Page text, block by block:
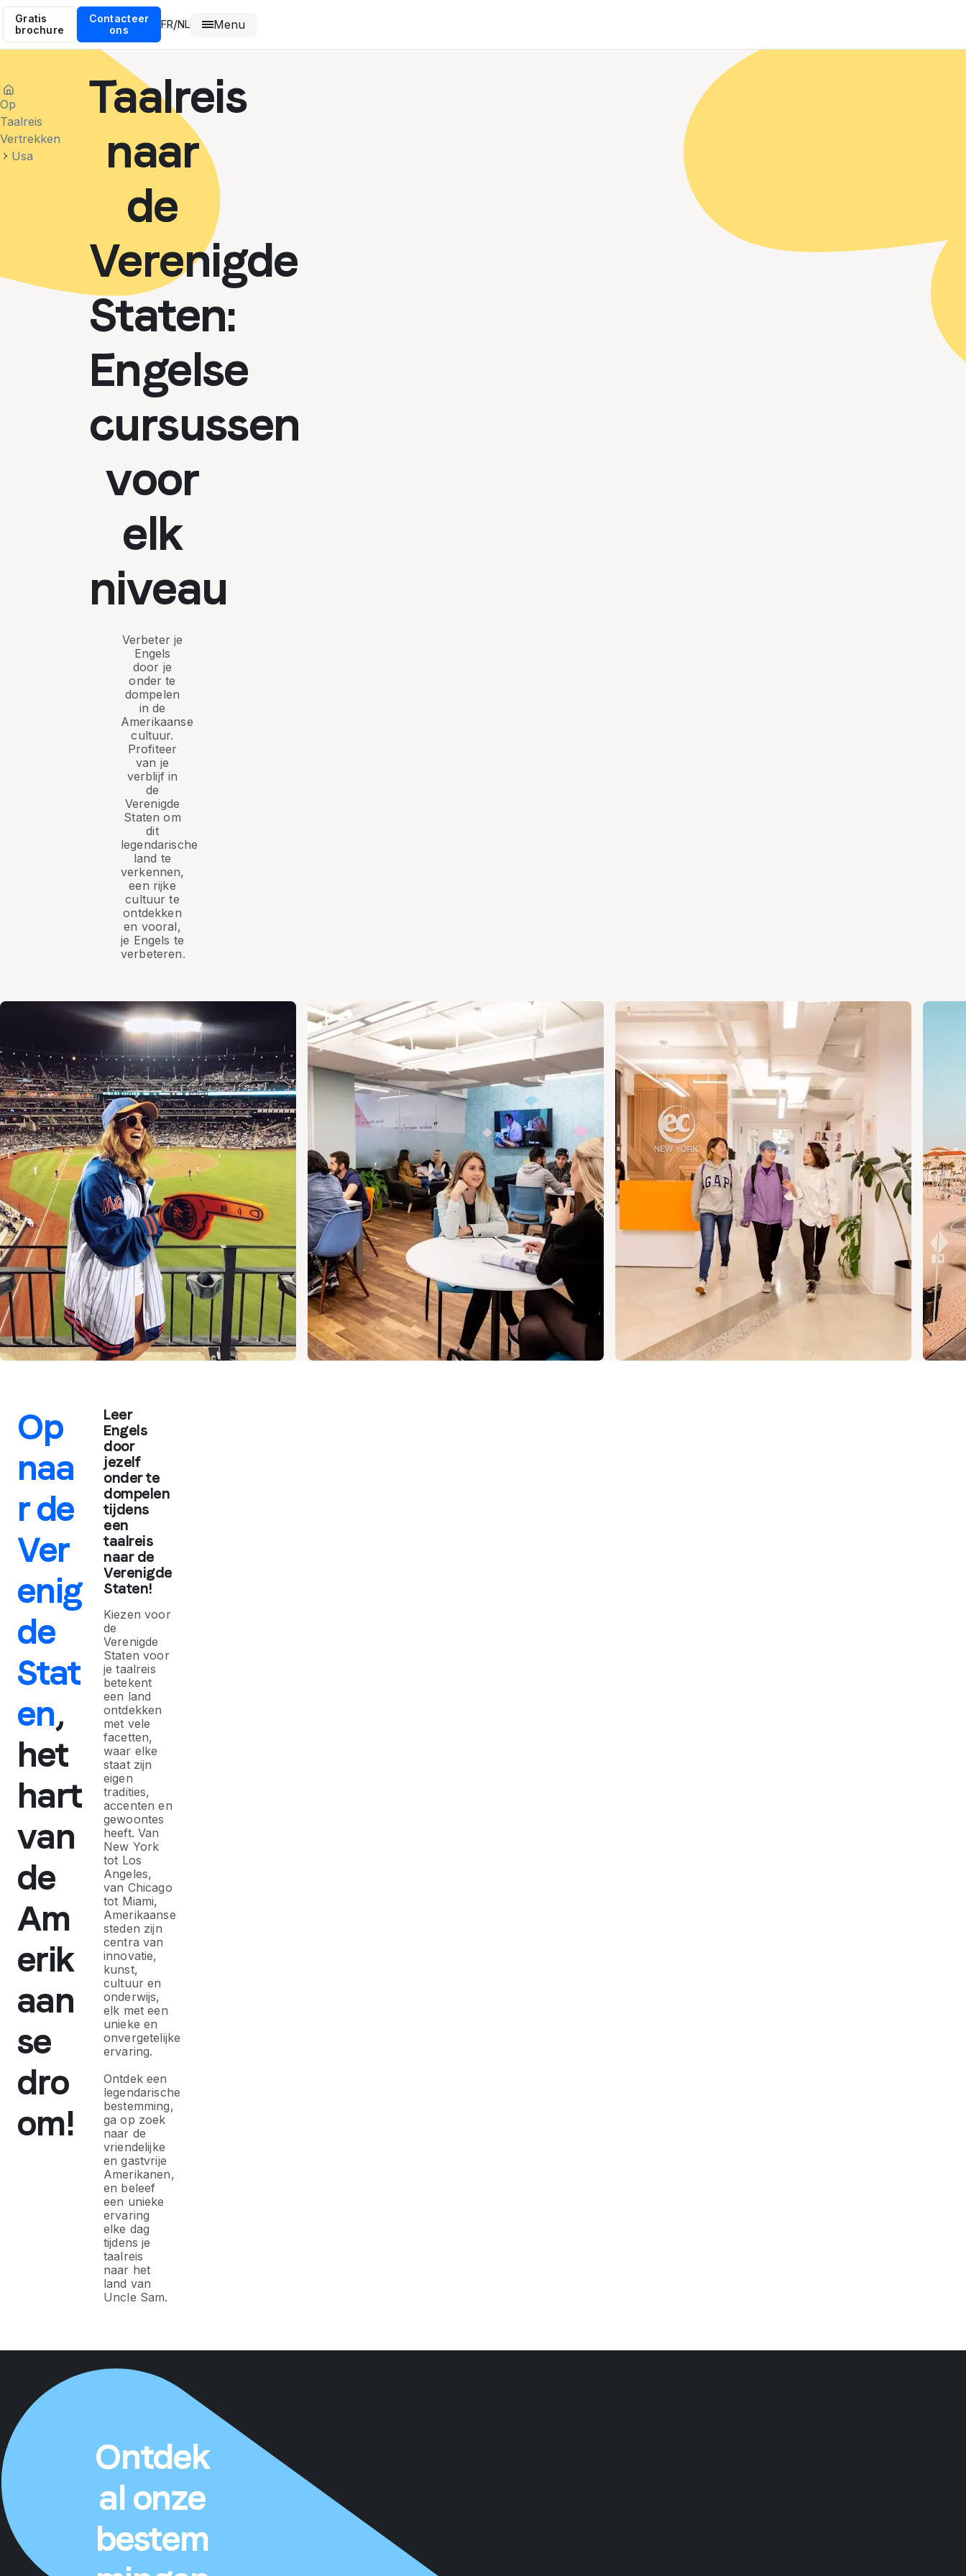
Gratis
brochure
Contacteer
ons
FR/NL Menu
Op
Taalreis
Vertrekken
Usa
Taalreis
naar
de
Verenigde
Staten:
Engelse
cursussen
voor
elk
niveau
Verbeter je
Engels
door je
onder te
dompelen
in de
Amerikaanse
cultuur.
Profiteer
van je
verblijf in
de
Verenigde
Staten om
dit
legendarische
land te
verkennen,
een rijke
cultuur te
ontdekken
en vooral,
je Engels te
verbeteren.
Op
naa
r de
Ver
enig
de
Stat
en,
het
hart
van
de
Am
erik
aan
se
dro
om!
Leer
Engels
door
jezelf
onder te
dompelen
tijdens
een
taalreis
naar de
Verenigde
Staten!
Kiezen voor
de
Verenigde
Staten voor
je taalreis
betekent
een land
ontdekken
met vele
facetten,
waar elke
staat zijn
eigen
tradities,
accenten en
gewoontes
heeft. Van
New York
tot Los
Angeles,
van Chicago
tot Miami,
Amerikaanse
steden zijn
centra van
innovatie,
kunst,
cultuur en
onderwijs,
elk met een
unieke en
onvergetelijke
ervaring.
Ontdek een
legendarische
bestemming,
ga op zoek
naar de
vriendelijke
en gastvrije
Amerikanen,
en beleef
een unieke
ervaring
elke dag
tijdens je
taalreis
naar het
land van
Uncle Sam.
Ontdek
al onze
bestem